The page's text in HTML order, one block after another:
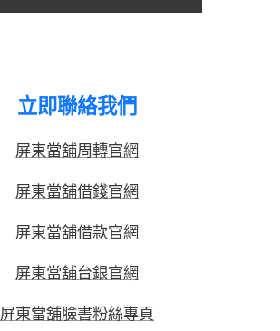
立即聯絡我們
屏東當舖周轉官網
屏東當舖借錢官網
屏東當舖借款官網
屏東當舖台銀官網
屏東當舖臉書粉絲專頁